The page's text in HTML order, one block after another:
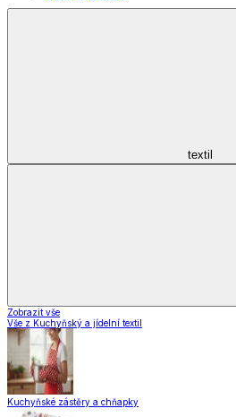
textil
Zobrazit vše
Vše z Kuchyňský a jídelní textil
Kuchyňské zástěry a chňapky